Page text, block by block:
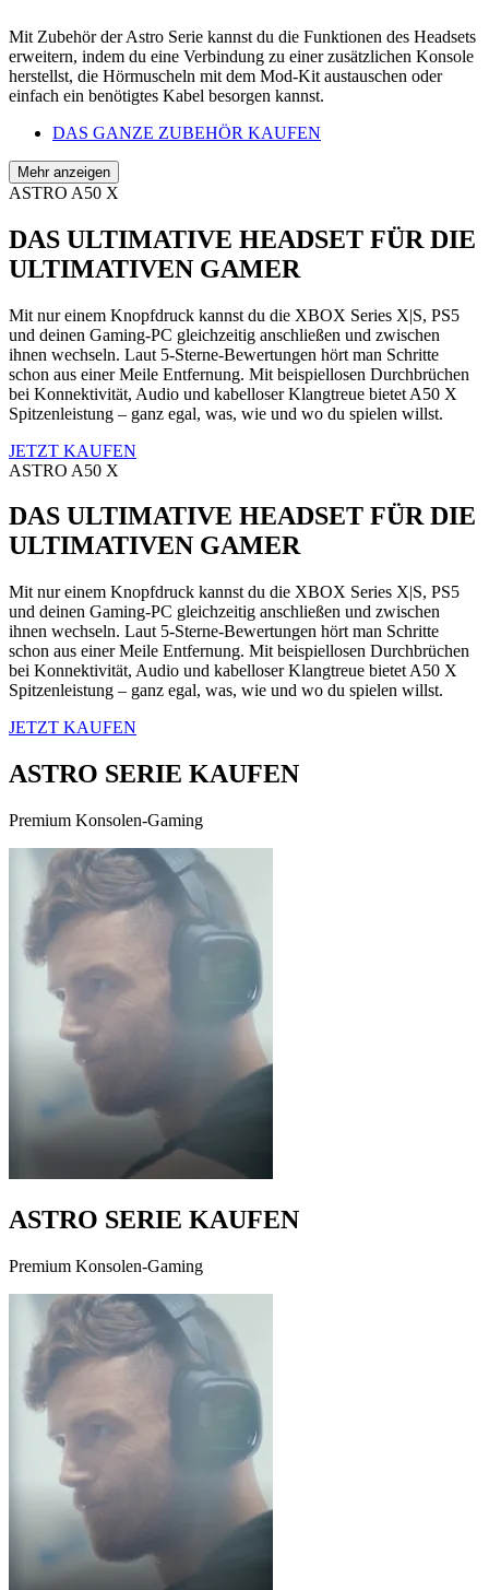
Mit Zubehör der Astro Serie kannst du die Funktionen des Headsets
erweitern, indem du eine Verbindung zu einer zusätzlichen Konsole
herstellst, die Hörmuscheln mit dem Mod-Kit austauschen oder
einfach ein benötigtes Kabel besorgen kannst.
DAS GANZE ZUBEHÖR KAUFEN
Mehr anzeigen
ASTRO A50 X
DAS ULTIMATIVE HEADSET FÜR DIE
ULTIMATIVEN GAMER
Mit nur einem Knopfdruck kannst du die XBOX Series X|S, PS5
und deinen Gaming-PC gleichzeitig anschließen und zwischen
ihnen wechseln. Laut 5-Sterne-Bewertungen hört man Schritte
schon aus einer Meile Entfernung. Mit beispiellosen Durchbrüchen
bei Konnektivität, Audio und kabelloser Klangtreue bietet A50 X
Spitzenleistung – ganz egal, was, wie und wo du spielen willst.
JETZT KAUFEN
ASTRO A50 X
DAS ULTIMATIVE HEADSET FÜR DIE
ULTIMATIVEN GAMER
Mit nur einem Knopfdruck kannst du die XBOX Series X|S, PS5
und deinen Gaming-PC gleichzeitig anschließen und zwischen
ihnen wechseln. Laut 5-Sterne-Bewertungen hört man Schritte
schon aus einer Meile Entfernung. Mit beispiellosen Durchbrüchen
bei Konnektivität, Audio und kabelloser Klangtreue bietet A50 X
Spitzenleistung – ganz egal, was, wie und wo du spielen willst.
JETZT KAUFEN
ASTRO SERIE KAUFEN
Premium Konsolen-Gaming
ASTRO SERIE KAUFEN
Premium Konsolen-Gaming